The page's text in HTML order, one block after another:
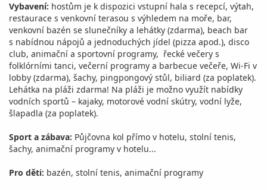
Vybavení: hostům je k dispozici vstupní hala s recepcí, výtah,
restaurace s venkovní terasou s výhledem na moře, bar,
venkovní bazén se slunečníky a lehátky (zdarma), beach bar
s nabídnou nápojů a jednoduchých jídel (pizza apod.), disco
club, animační a sportovní programy, řecké večery s
folklórními tanci, večerní programy a barbecue večeře, Wi-Fi v
lobby (zdarma), šachy, pingpongový stůl, biliard (za poplatek).
Lehátka na pláži zdarma! Na pláži je možno využít nabídky
vodních sportů – kajaky, motorové vodní skútry, vodní lyže,
šlapadla (za poplatek).
Sport a zábava: Půjčovna kol přímo v hotelu, stolní tenis,
šachy, animační programy v hotelu...
Pro děti: bazén, stolní tenis, animační programy